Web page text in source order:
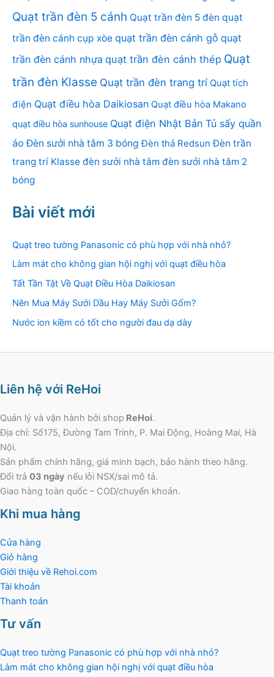
Quạt trần đèn 5 cánh Quạt trần đèn 5 đèn quạt
trần đèn cánh cụp xòe quạt trần đèn cánh gỗ quạt
trần đèn cánh nhựa quạt trần đèn cánh thép Quạt
trần đèn Klasse Quạt trần đèn trang trí Quạt tích
điện Quạt điều hòa Daikiosan Quạt điều hòa Makano
quạt điều hòa sunhouse Quạt điện Nhật Bản Tủ sấy quần
áo Đèn sưởi nhà tắm 3 bóng Đèn thả Redsun Đèn trần
trang trí Klasse đèn sưởi nhà tắm đèn sưởi nhà tắm 2
bóng
Bài viết mới
Quạt treo tường Panasonic có phù hợp với nhà nhỏ?
Làm mát cho không gian hội nghị với quạt điều hòa
Tất Tần Tật Về Quạt Điều Hòa Daikiosan
Nên Mua Máy Sưởi Dầu Hay Máy Sưởi Gốm?
Nước ion kiềm có tốt cho người đau dạ dày
Liên hệ với ReHoi
Quản lý và vận hành bởi shop ReHoi.
Địa chỉ: Số175, Đường Tam Trinh, P. Mai Động, Hoàng Mai, Hà
Nội.
Sản phẩm chính hãng, giá minh bạch, bảo hành theo hãng.
Đổi trả 03 ngày nếu lỗi NSX/sai mô tả.
Giao hàng toàn quốc – COD/chuyển khoản.
Khi mua hàng
Cửa hàng
Giỏ hàng
Giới thiệu về Rehoi.com
Tài khoản
Thanh toán
Tư vấn
Quạt treo tường Panasonic có phù hợp với nhà nhỏ?
Làm mát cho không gian hội nghị với quạt điều hòa